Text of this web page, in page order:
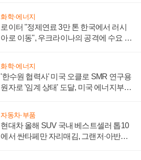
화학·에너지
로이터 "정제연료 3만 톤 한국에서 러시
아로 이동", 우크라이나의 공격에 수요 늘
화학·에너지
'한수원 협력사' 미국 오클로 SMR 연구용
원자로 '임계 상태' 도달, 미국 에너지부
자동차·부품
현대차 올해 SUV 국내 베스트셀러 톱10
에서 싼타페만 자리매김, 그랜저·아반떼